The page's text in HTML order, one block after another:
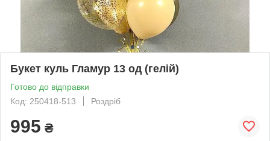
Букет куль Гламур 13 од (гелій)
Готово до відправки
Код: 250418-513
Роздріб
995 ₴